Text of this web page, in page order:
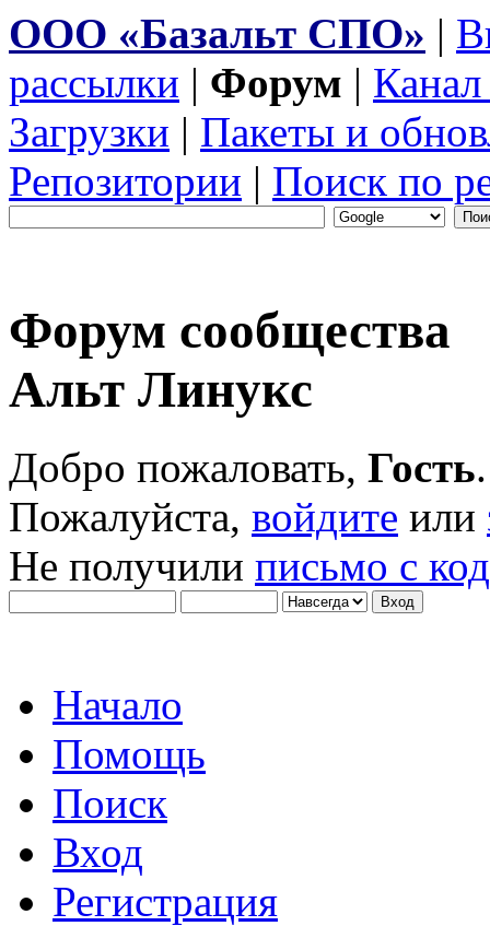
ООО «Базальт СПО» |
рассылки | Форум |
Загрузки | Пакеты и
Репозитории | Поиск по
Форум сообщества
Альт Линукс
Добро пожаловать, Гость.
Пожалуйста, войдите или
Не получили письмо с
Начало
Помощь
Поиск
Вход
Регистрация